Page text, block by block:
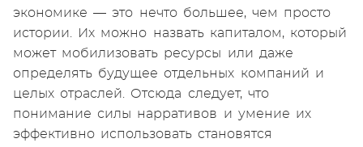
экономике — это нечто большее, чем просто
истории. Их можно назвать капиталом, который
может мобилизовать ресурсы или даже
определять будущее отдельных компаний и
целых отраслей. Отсюда следует, что
понимание силы нарративов и умение их
эффективно использовать становятся